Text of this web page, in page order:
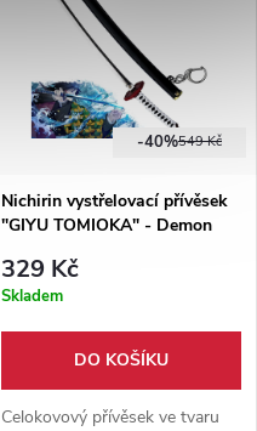
549 Kč
-40%
Nichirin vystřelovací přívěsek
"GIYU TOMIOKA" - Demon
329 Kč
Skladem
DO KOŠÍKU
Celokovový přívěsek ve tvaru